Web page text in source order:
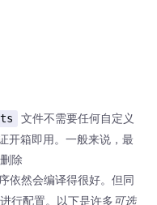
文件不需要任何自定义
开箱即用。一般来说，最
除
依然会编译得很好。但同
行配置。以下是许多 可选